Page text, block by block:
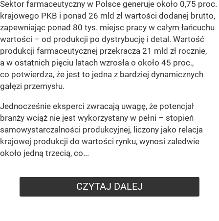
Sektor farmaceutyczny w Polsce generuje około 0,75 proc.
krajowego PKB i ponad 26 mld zł wartości dodanej brutto,
zapewniając ponad 80 tys. miejsc pracy w całym łańcuchu
wartości – od produkcji po dystrybucję i detal. Wartość
produkcji farmaceutycznej przekracza 21 mld zł rocznie,
a w ostatnich pięciu latach wzrosła o około 45 proc.,
co potwierdza, że jest to jedna z bardziej dynamicznych
gałęzi przemysłu.
Jednocześnie eksperci zwracają uwagę, że potencjał
branży wciąż nie jest wykorzystany w pełni – stopień
samowystarczalności produkcyjnej, liczony jako relacja
krajowej produkcji do wartości rynku, wynosi zaledwie
około jedną trzecią, co...
CZYTAJ DALEJ